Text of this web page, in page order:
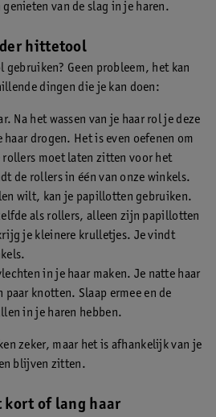
van de slag in je haren.
hittetool
Geen probleem, het kan
dingen die je kan doen:
Na het wassen van je haar rol je deze
drogen. Het is even oefenen om
rollers moet laten zitten voor het
de rollers in één van onze winkels.
wilt, kan je papillotten gebruiken.
als rollers, alleen zijn papillotten
je kleinere krulletjes. Je vindt
in je haar maken. Je natte haar
paar knotten. Slaap ermee en de
in je haren hebben.
zeker, maar het is afhankelijk van je
blijven zitten.
kort of lang haar